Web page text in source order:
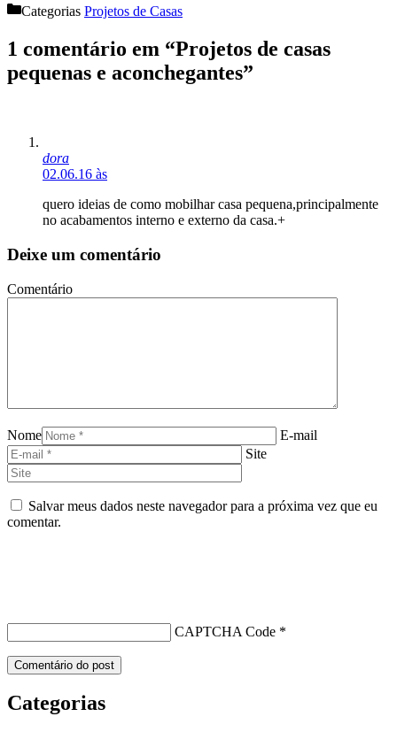
Categorias Projetos de Casas
1 comentário em “Projetos de casas
pequenas e aconchegantes”
dora
02.06.16 às
quero ideias de como mobilhar casa pequena,principalmente
no acabamentos interno e externo da casa.+
Deixe um comentário
Comentário
Nome
E-mail
Site
Salvar meus dados neste navegador para a próxima vez que eu
comentar.
CAPTCHA Code *
Categorias